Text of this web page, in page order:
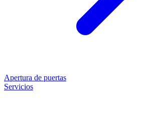
Apertura de puertas
Servicios